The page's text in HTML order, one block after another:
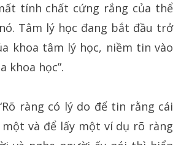
tính chất cứng rắng của thể
Tâm lý học đang bắt đầu trở
khoa tâm lý học, niềm tin vào
khoa học”.
ràng có lý do để tin rằng cái
một và để lấy một ví dụ rõ ràng